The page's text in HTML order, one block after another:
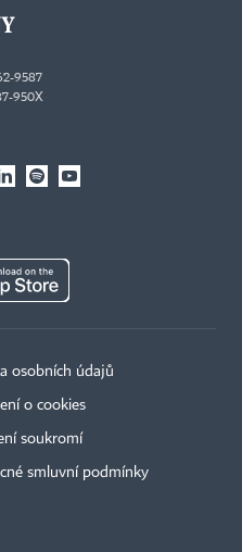
9587
950X
osobních údajů
o cookies
soukromí
smluvní podmínky